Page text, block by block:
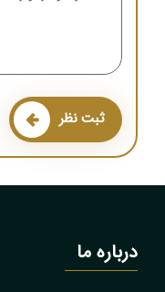
ثبت نظر
درباره ما